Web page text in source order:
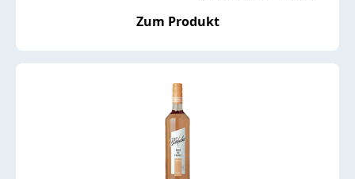
Zum Produkt